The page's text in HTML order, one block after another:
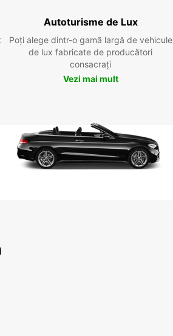
Autoturisme de Lux
Poți alege dintr-o gamă largă de vehicule
de lux fabricate de producători
consacrați
Vezi mai mult